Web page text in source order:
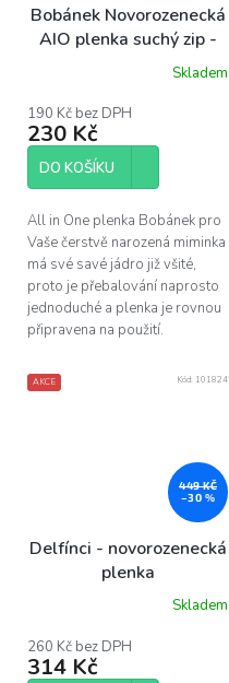
Bobánek Novorozenecká
AIO plenka suchý zip -
Racek a tuleňSkladem
190 Kč bez DPH
230 Kč
DO KOŠÍKU
All in One plenka Bobánek pro
Vaše čerstvě narozená miminka
má své savé jádro již všité,
proto je přebalování naprosto
jednoduché a plenka je rovnou
připravena na použití.
AKCE
449 KČ
–30 %
Delfínci - novorozenecká
plenka
Skladem
260 Kč bez DPH
314 Kč
Kód: 101824